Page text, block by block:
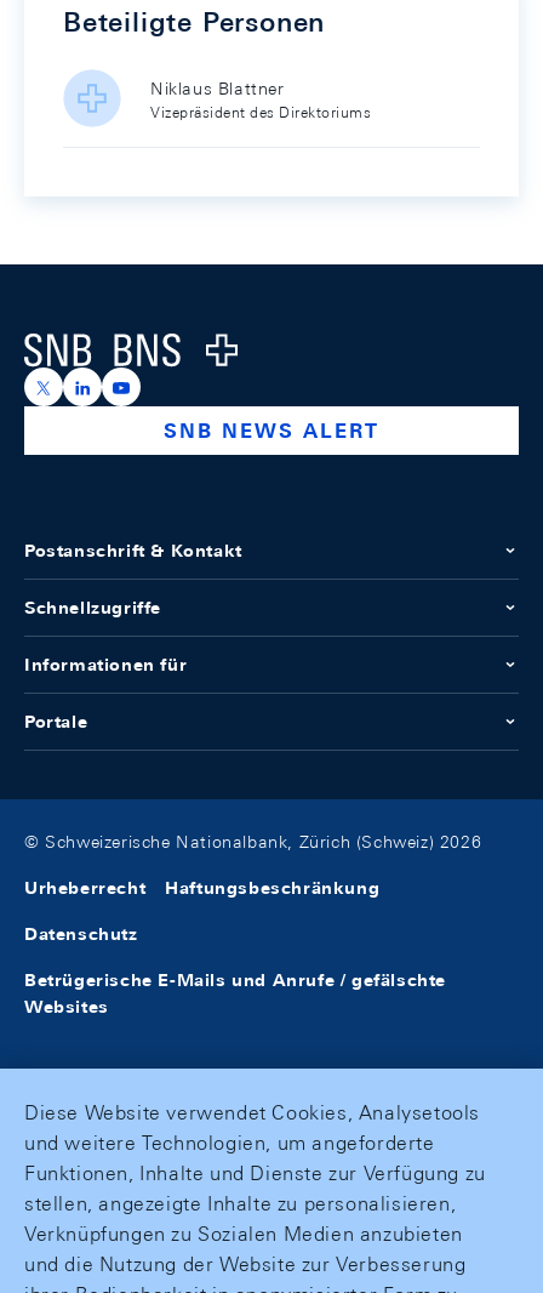
Beteiligte Personen
Niklaus Blattner
Vizepräsident des Direktoriums
Logo
https://x.com/snb_bns
https://ch.linkedin.com/company/swiss-national-
https://www.youtube.com/@swissnationalbank
SNB NEWS ALERT
Postanschrift & Kontakt
Schnellzugriffe
Informationen für
Portale
© Schweizerische Nationalbank, Zürich (Schweiz) 2026
Urheberrecht Haftungsbeschränkung
Datenschutz
Betrügerische E-Mails und Anrufe / gefälschte
Websites
Diese Website verwendet Cookies, Analysetools
und weitere Technologien, um angeforderte
Funktionen, Inhalte und Dienste zur Verfügung zu
stellen, angezeigte Inhalte zu personalisieren,
Verknüpfungen zu Sozialen Medien anzubieten
und die Nutzung der Website zur Verbesserung